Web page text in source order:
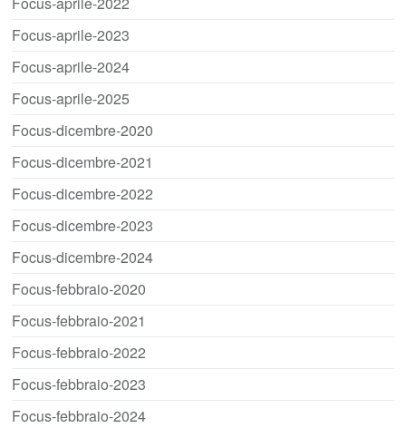
Focus-aprile-2023
Focus-aprile-2024
Focus-aprile-2025
Focus-dicembre-2020
Focus-dicembre-2021
Focus-dicembre-2022
Focus-dicembre-2023
Focus-dicembre-2024
Focus-febbraio-2020
Focus-febbraio-2021
Focus-febbraio-2022
Focus-febbraio-2023
Focus-febbraio-2024